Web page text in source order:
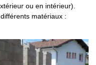
ou en intérieur).
matériaux :